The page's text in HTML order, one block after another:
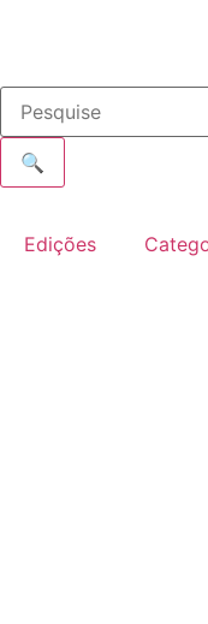
🔍
Edições